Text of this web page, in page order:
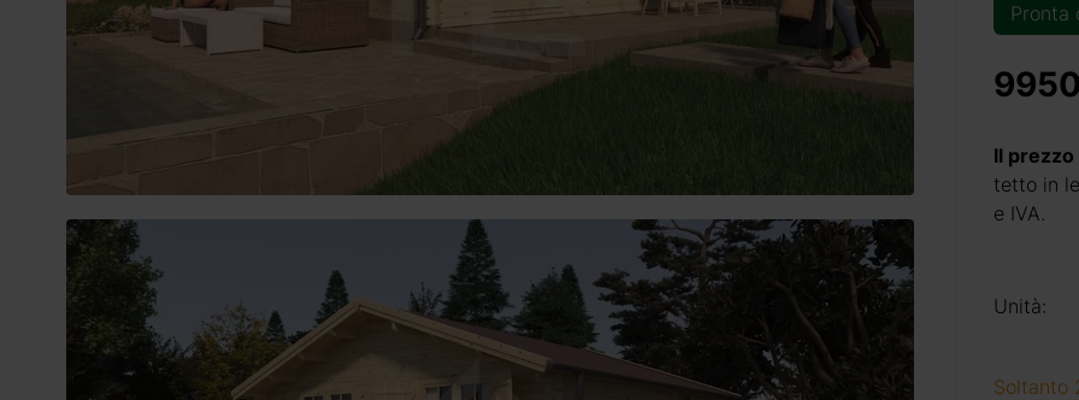
Pronta
Il
tetto in
e IVA.
Unità:
Soltanto